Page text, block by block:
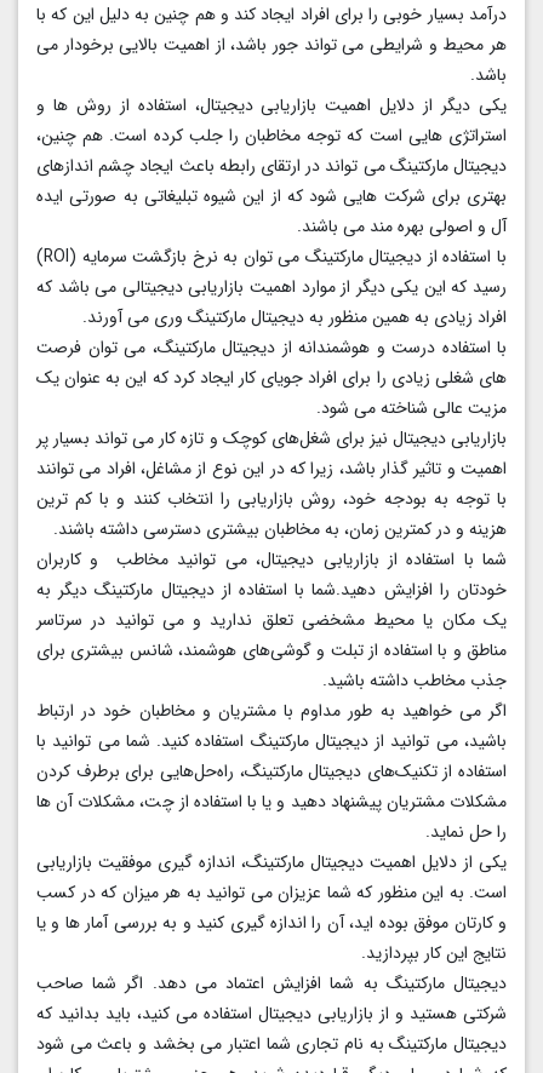
درآمد بسیار خوبی را برای افراد ایجاد کند و هم چنین به دلیل این که با
هر محیط و شرایطی می تواند جور باشد، از اهمیت بالایی برخودار می
باشد.
یکی دیگر از دلایل اهمیت بازاریابی دیجیتال، استفاده از روش ها و
استراتژی هایی است که توجه مخاطبان را جلب کرده است. هم چنین،
دیجیتال مارکتینگ می تواند در ارتقای رابطه باعث ایجاد چشم اندازهای
بهتری برای شرکت هایی شود که از این شیوه تبلیغاتی به صورتی ایده
آل و اصولی بهره مند می باشند.
با استفاده از دیجیتال مارکتینگ می توان به نرخ بازگشت سرمایه (ROI)
رسید که این یکی دیگر از موارد اهمیت بازاریابی دیجیتالی می باشد که
افراد زیادی به همین منظور به دیجیتال مارکتینگ وری می آورند.
با استفاده درست و هوشمندانه از دیجیتال مارکتینگ، می توان فرصت
های شغلی زیادی را برای افراد جویای کار ایجاد کرد که این به عنوان یک
مزیت عالی شناخته می شود.
بازاریابی دیجیتال نیز برای شغل‌های کوچک و تازه کار می‌ تواند بسیار پر
اهمیت و تاثیر گذار باشد، زیرا که در این نوع از مشاغل، افراد می توانند
با توجه به بودجه خود، روش بازاریابی را انتخاب کنند و با کم ‌ترین
هزینه و در کمترین زمان، به مخاطبان بیشتری دسترسی داشته باشند.
شما با استفاده از بازاریابی دیجیتال، می ‌توانید مخاطب و کاربران
خودتان را افزایش دهید.شما با استفاده از دیجیتال مارکتینگ دیگر به
یک مکان یا محیط مشخضی تعلق ندارید و می توانید در سرتاسر
مناطق و با استفاده از تبلت و گوشی‌های هوشمند، شانس بیشتری برای
جذب مخاطب داشته باشید.
اگر می خواهید به طور مداوم با مشتریان و مخاطبان خود در ارتباط
باشید، می توانید از دیجیتال مارکتینگ استفاده کنید. شما می توانید با
استفاده از تکنیک‌های دیجیتال مارکتینگ، راه‌حل‌هایی برای برطرف کردن
مشکلات مشتریان پیشنهاد دهید و یا با استفاده از چت، مشکلات آن ها
را حل نماید.
یکی از دلایل اهمیت دیجیتال مارکتینگ، اندازه‌ گیری موفقیت بازاریابی
است. به این منظور که شما عزیزان می توانید به هر میزان که در کسب
و کارتان موفق بوده اید، آن را اندازه گیری کنید و به بررسی آمار ها و یا
نتایج این کار بپردازید.
دیجیتال مارکتینگ به شما افزایش اعتماد می دهد. اگر شما صاحب
شرکتی هستید و از بازاریابی دیجیتال استفاده می کنید، باید بدانید که
دیجیتال مارکتینگ به نام تجاری شما اعتبار می بخشد و باعث می شود